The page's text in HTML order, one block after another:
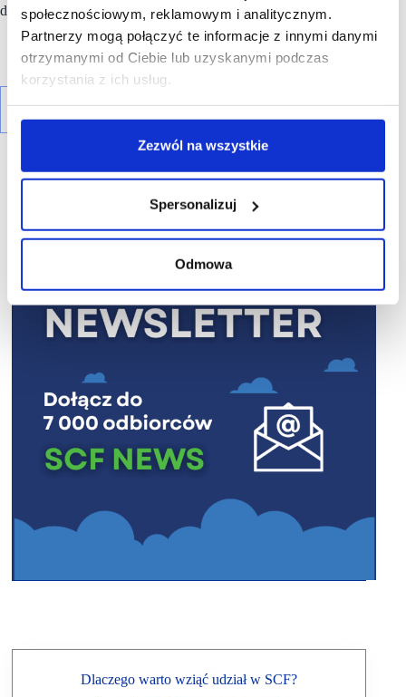
społecznościowym, reklamowym i analitycznym.
Partnerzy mogą połączyć te informacje z innymi danymi
otrzymanymi od Ciebie lub uzyskanymi podczas
korzystania z ich usług.
Zezwól na wszystkie
Spersonalizuj
Odmowa
do programów pomocowych.
R E K L A M A
Dlaczego warto wziąć udział w SCF?